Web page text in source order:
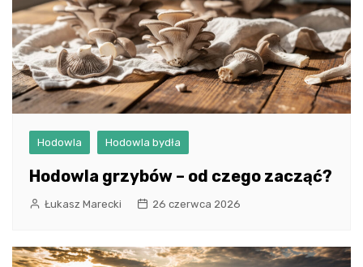
Hodowla Hodowla bydła
Hodowla grzybów – od czego zacząć?
Łukasz Marecki 26 czerwca 2026